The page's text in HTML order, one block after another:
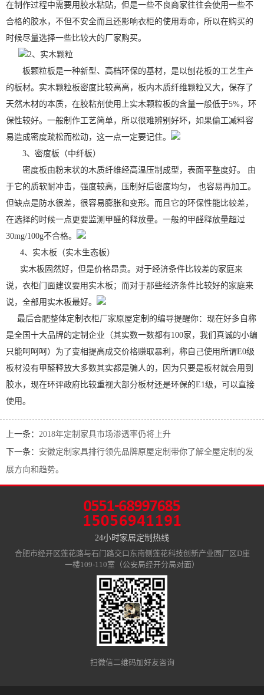
在制作过程中需要用胶水粘贴，但是一些不良商家往往会使用一些不
合格的胶水，不但不安全而且还影响衣柜的使用寿命，所以在购买的
时候尽量选择一些比较大的厂家购买。
2、实木颗粒
板颗粒板是一种新型、高档环保的基材，是以刨花板的工艺生产
的板材。实木颗粒板密度比较高高，板内木质纤维颗粒又大，保存了
天然木材的本质，在胶粘剂使用上实木颗粒板的含量一般低于5%，环
保性较好。一般制作工艺简单，所以很难辨别好坏，如果偷工减料容
易造成密度疏松而松动，这一点一定要记住。
3、密度板（中纤板）
密度板由粉末状的木质纤维经高温压制成型，表面平整度好。 由
于它的质软耐冲击，强度较高，压制好后密度均匀， 也容易再加工。
但缺点是防水很差，很容易膨胀和变形。而且它的环保性能比较差，
在选择的时候一点更要监测甲醛的释放量。一般的甲醛释放量超过
30mg/100g不合格。
4、实木板（实木生态板）
实木板固然好，但是价格昂贵。对于经济条件比较差的家庭来
说，衣柜门面建议要用实木板；而对于那些经济条件比较好的家庭来
说，全部用实木板最好。
最后合肥整体定制衣柜厂家原屋定制的编导提醒你：现在好多自称
是全国十大品牌的定制企业（其实数一数都有100家，我们真诚的小编
只能呵呵呵 ）为了变相提高成交价格赚取暴利，称自己使用所谓E0级
板材没有甲醛释放大多数其实都是骗人的，因为只要是板材就会用到
胶水，现在环评政府比较重视大部分板材还是环保的E1级，可以直接
使用。
上一条： 2018年定制家具市场渗透率仍将上升
下一条： 安徽定制家具排行领先品牌原屋定制带你了解全屋定制的发
展方向和趋势。
24小时家居定制热线
合肥市经开区莲花路与石门路交口东南侧莲花科技创新产业园厂区D座
一楼109-110室（公安局经开分局对面）
扫微信二维码加好友咨询